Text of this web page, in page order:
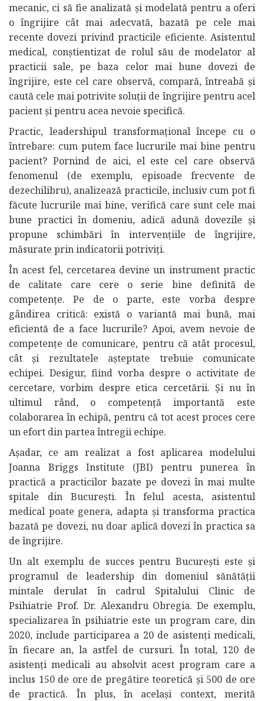
mecanic, ci să fie analizată și modelată pentru a oferi
o îngrijire cât mai adecvată, bazată pe cele mai
recente dovezi privind practicile eficiente. Asistentul
medical, conștientizat de rolul său de modelator al
practicii sale, pe baza celor mai bune dovezi de
îngrijire, este cel care observă, compară, întreabă și
caută cele mai potrivite soluții de îngrijire pentru acel
pacient și pentru acea nevoie specifică.
Practic, leadershipul transformațional începe cu o
întrebare: cum putem face lucrurile mai bine pentru
pacient? Pornind de aici, el este cel care observă
fenomenul (de exemplu, episoade frecvente de
dezechilibru), analizează practicile, inclusiv cum pot fi
făcute lucrurile mai bine, verifică care sunt cele mai
bune practici în domeniu, adică adună dovezile și
propune schimbări în intervențiile de îngrijire,
măsurate prin indicatorii potriviți.
În acest fel, cercetarea devine un instrument practic
de calitate care cere o serie bine definită de
competențe. Pe de o parte, este vorba despre
gândirea critică: există o variantă mai bună, mai
eficientă de a face lucrurile? Apoi, avem nevoie de
competențe de comunicare, pentru că atât procesul,
cât și rezultatele așteptate trebuie comunicate
echipei. Desigur, fiind vorba despre o activitate de
cercetare, vorbim despre etica cercetării. Și nu în
ultimul rând, o competență importantă este
colaborarea în echipă, pentru că tot acest proces cere
un efort din partea întregii echipe.
Așadar, ce am realizat a fost aplicarea modelului
Joanna Briggs Institute (JBI) pentru punerea în
practică a practicilor bazate pe dovezi în mai multe
spitale din București. În felul acesta, asistentul
medical poate genera, adapta și transforma practica
bazată pe dovezi, nu doar aplică dovezi în practica sa
de îngrijire.
Un alt exemplu de succes pentru București este și
programul de leadership din domeniul sănătății
mintale derulat în cadrul Spitalului Clinic de
Psihiatrie Prof. Dr. Alexandru Obregia. De exemplu,
specializarea în psihiatrie este un program care, din
2020, include participarea a 20 de asistenți medicali,
în fiecare an, la astfel de cursuri. În total, 120 de
asistenți medicali au absolvit acest program care a
inclus 150 de ore de pregătire teoretică și 500 de ore
de practică. În plus, în același context, merită